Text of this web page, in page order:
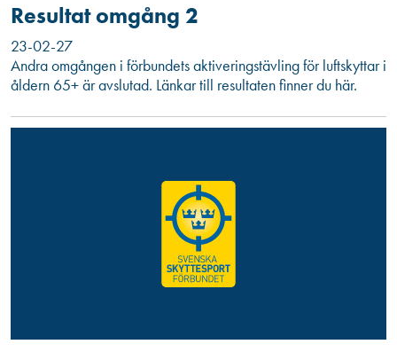
Resultat omgång 2
23-02-27
Andra omgången i förbundets aktiveringstävling för luftskyttar i
åldern 65+ är avslutad. Länkar till resultaten finner du här.